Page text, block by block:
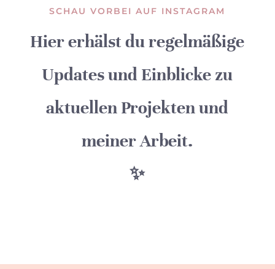
SCHAU VORBEI AUF INSTAGRAM
Hier erhälst du regelmäßige
Updates und Einblicke zu
aktuellen Projekten und
meiner Arbeit.
✨